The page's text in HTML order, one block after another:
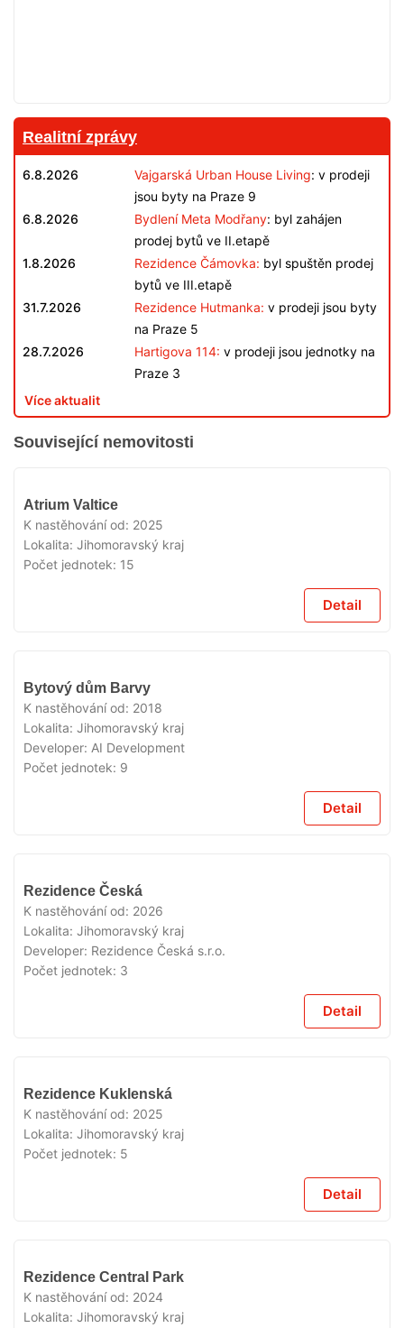
Realitní zprávy
6.8.2026 Vajgarská Urban House Living: v prodeji
jsou byty na Praze 9
6.8.2026
Bydlení Meta Modřany: byl zahájen
prodej bytů ve II.etapě
1.8.2026
Rezidence Čámovka: byl spuštěn prodej
bytů ve III.etapě
31.7.2026
Rezidence Hutmanka: v prodeji jsou byty
na Praze 5
28.7.2026
Hartigova 114: v prodeji jsou jednotky na
Praze 3
Více aktualit
Související nemovitosti
Atrium Valtice
K nastěhování od: 2025
Lokalita: Jihomoravský kraj
Počet jednotek: 15
Detail
Bytový dům Barvy
K nastěhování od: 2018
Lokalita: Jihomoravský kraj
Developer: AI Development
Počet jednotek: 9
Detail
Rezidence Česká
K nastěhování od: 2026
Lokalita: Jihomoravský kraj
Developer: Rezidence Česká s.r.o.
Počet jednotek: 3
Detail
Rezidence Kuklenská
K nastěhování od: 2025
Lokalita: Jihomoravský kraj
Počet jednotek: 5
Detail
Rezidence Central Park
K nastěhování od: 2024
Lokalita: Jihomoravský kraj